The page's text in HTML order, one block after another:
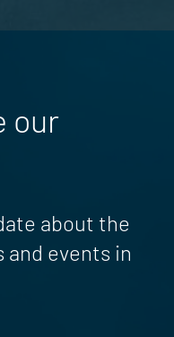
our
about the
events in